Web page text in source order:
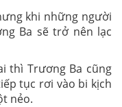
khi những người
Ba sẽ trở nên lạc
thì Trương Ba cũng
tục rơi vào bi kịch
nẻo.